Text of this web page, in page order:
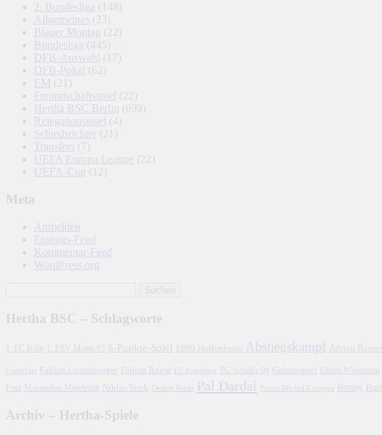
2. Bundesliga (148)
Allgemeines (23)
Blauer Montag (22)
Bundesliga (445)
DFB-Auswahl
(17)
DFB-Pokal (62)
EM (21)
Freundschaftsspiel (22)
Hertha BSC Berlin
(699)
Relegationsspiel (4)
Schiedsrichter
(21)
Transfers (7)
UEFA Europa League (22)
UEFA-Cup (12)
Meta
Anmelden
Eintrags-Feed
Kommentar-Feed
WordPress.org
Hertha BSC – Schlagworte
1. FC Köln 1. FSV Mainz 05 6-Punkte-Spiel 1899 Hoffenheim Abstiegskampf Adrian Ramos
Fabian Lustenberger Fabian Reese FC Schalke 04 Geisterspiel Guido Winkmann
Fritz
Maximilian Mittelstädt Niklas Stark Pal Dardai Pierre-Michel Lasogga Ronny
Archiv – Hertha-Spiele